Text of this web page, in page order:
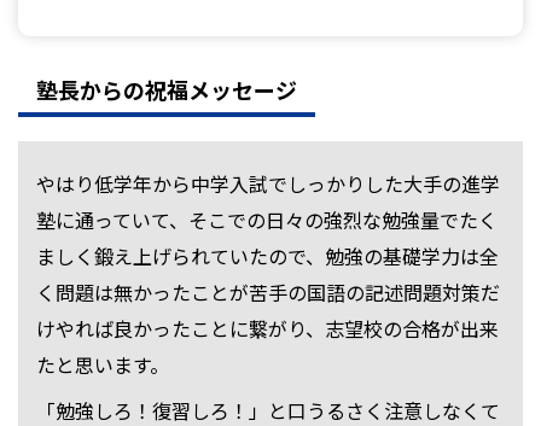
塾長からの祝福メッセージ
やはり低学年から中学入試でしっかりした大手の進学
塾に通っていて、そこでの日々の強烈な勉強量でたく
ましく鍛え上げられていたので、勉強の基礎学力は全
く問題は無かったことが苦手の国語の記述問題対策だ
けやれば良かったことに繋がり、志望校の合格が出来
たと思います。
「勉強しろ！復習しろ！」と口うるさく注意しなくて